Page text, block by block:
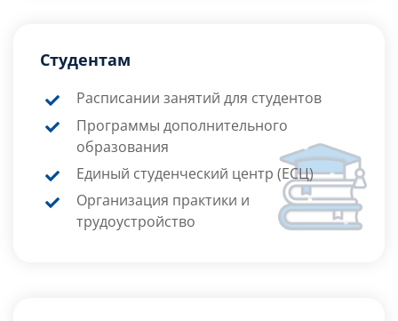
Студентам
Расписании занятий для студентов
Программы дополнительного
образования
Единый студенческий центр (ЕСЦ)
Организация практики и
трудоустройство